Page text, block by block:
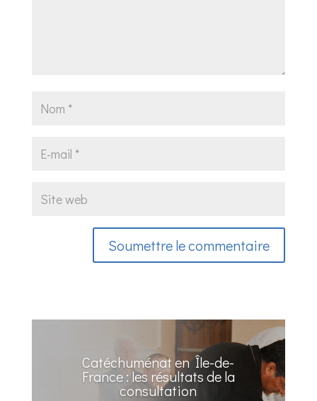
Soumettre le commentaire
Catéchuménat en Île-de-
France : les résultats de la
consultation